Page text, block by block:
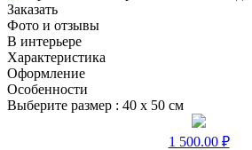
Заказать
Фото и отзывы
В интерьере
Характеристика
Оформление
Особенности
Выберите размер : 40 х 50 см
1 500.00 ₽